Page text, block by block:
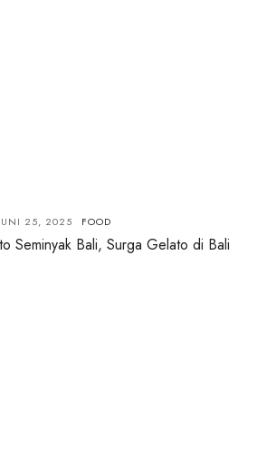
25, 2025 FOOD
Seminyak Bali, Surga Gelato di Bali